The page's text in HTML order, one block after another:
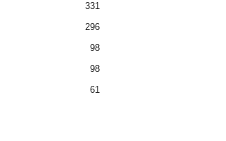
331
296
98
98
61